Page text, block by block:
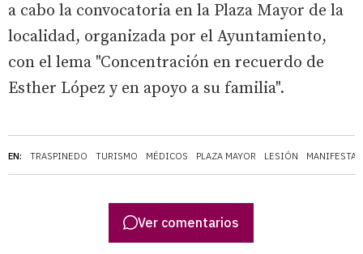
EN: TRASPINEDO TURISMO MÉDICOS PLAZA MAYOR LESIÓN
a cabo la convocatoria en la Plaza Mayor de la
localidad, organizada por el Ayuntamiento,
con el lema "Concentración en recuerdo de
Esther López y en apoyo a su familia".
Ver comentarios